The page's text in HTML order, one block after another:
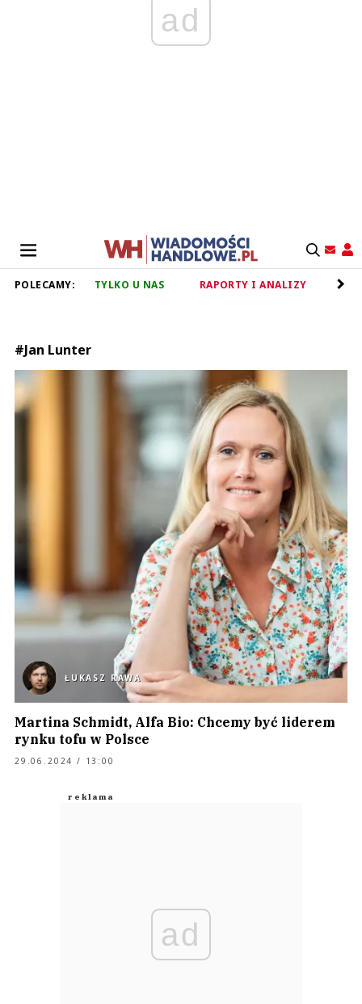
ad
POLECAMY: TYLKO U NAS RAPORTY I ANALIZY
#Jan Lunter
ŁUKASZ RAWA
Martina Schmidt, Alfa Bio: Chcemy być liderem
rynku tofu w Polsce
29.06.2024 / 13:00
ad